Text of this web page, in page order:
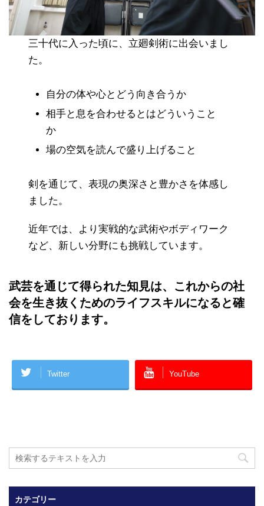
三十代に入った頃に、立廻剣術に出会いまし
た。
自分の体や心とどう向き合うか
相手と息を合わせるとはどういうこと
か
場の空気を読んで盛り上げること
剣を通じて、表現の奥深さと豊かさを体感し
ました。
近年では、より実戦的な武術やボディワーク
など、新しい分野にも挑戦しています。
武芸を通じて得られた知見は、これからの社
会を生き抜くためのライフスキルになると確
信をしております。
Twitter YouTube
カテゴリー